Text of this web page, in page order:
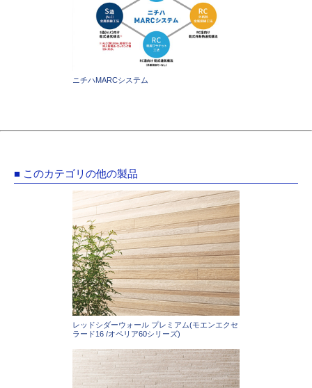
ニチハMARCシステム
■ このカテゴリの他の製品
レッドシダーウォール プレミアム(モエンエクセ
ラード16 /オペリア60シリーズ)